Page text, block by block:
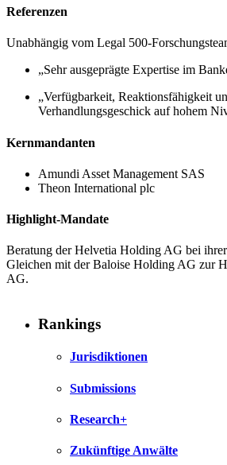
Referenzen
Unabhängig vom Legal 500-
„Sehr ausgeprägte Expertise im
„Verfügbarkeit, Reaktionsfähigkeit
Verhandlungsgeschick auf hohem
Kernmandanten
Amundi Asset Management SAS
Theon International plc
Highlight-Mandate
Beratung der Helvetia Holding AG bei
Gleichen mit der Baloise Holding AG zur
AG.
Rankings
Jurisdiktionen
Submissions
Research+
Zukünftige Anwälte